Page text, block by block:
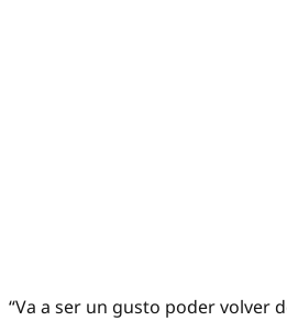
“Va a ser un gusto poder volver